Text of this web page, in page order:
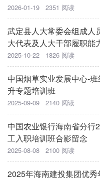
2026-01-19 2351 阅读
武定县人大常委会组成人
大代表及人大干部履职能
班开班
2025-10-22 1826 阅读
中国烟草实业发展中心-
升专题培训班
2025-09-09 2140 阅读
中国农业银行海南省分行
工入职培训班合影留念
2025-08-08 2100 阅读
2025年海南建投集团优